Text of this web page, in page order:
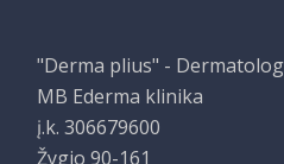
"Derma plius" -
MB Ederma klinika
į.k. 306679600
Žygio 90-161